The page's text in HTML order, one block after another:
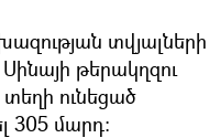
տվյալների
թերակղզու
տեղի ունեցած
305 մարդ։